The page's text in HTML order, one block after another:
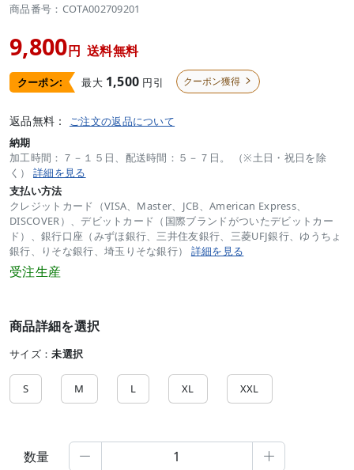
商品番号：COTA002709201
9,800円 送料無料
クーポン: 最大 1,500 円引 クーポン獲得 
返品無料： ご注文の返品について
納期
加工時間：７－１５日、配送時間：５－７日。 （※土日・祝日を除
く） 詳細を見る
支払い方法
クレジットカード（VISA、Master、JCB、American Express、
DISCOVER）、デビットカード（国際ブランドがついたデビットカー
ド）、銀行口座（みずほ銀行、三井住友銀行、三菱UFJ銀行、ゆうちょ
銀行、りそな銀行、埼玉りそな銀行） 詳細を見る
受注生産
商品詳細を選択
サイズ：未選択
S M L XL XXL
数量  